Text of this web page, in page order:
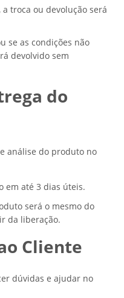
troca ou devolução será
se as condições não
devolvido sem
do
análise do produto no
em até 3 dias úteis.
será o mesmo do
da liberação.
Cliente
dúvidas e ajudar no